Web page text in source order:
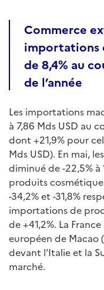
Commerce
importations
de 8,4% au
de l’année
Les importations
à 7,86 Mds USD au
dont +21,9% pour
Mds USD). En mai,
diminué de -22,5%
produits
-34,2% et -31,8%
importations de
de +41,2%. La
européen de Macao
devant l’Italie et la
marché.